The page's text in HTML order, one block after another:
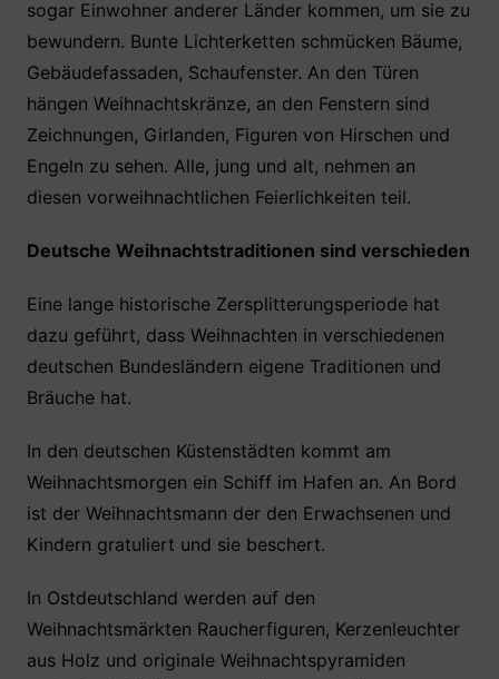
sogar Einwohner anderer Länder kommen, um sie zu
bewundern. Bunte Lichterketten schmücken Bäume,
Gebäudefassaden, Schaufenster. An den Türen
hängen Weihnachtskränze, an den Fenstern sind
Zeichnungen, Girlanden, Figuren von Hirschen und
Engeln zu sehen. Alle, jung und alt, nehmen an
diesen vorweihnachtlichen Feierlichkeiten teil.
Deutsche Weihnachtstraditionen sind verschieden
Eine lange historische Zersplitterungsperiode hat
dazu geführt, dass Weihnachten in verschiedenen
deutschen Bundesländern eigene Traditionen und
Bräuche hat.
In den deutschen Küstenstädten kommt am
Weihnachtsmorgen ein Schiff im Hafen an. An Bord
ist der Weihnachtsmann der den Erwachsenen und
Kindern gratuliert und sie beschert.
In Ostdeutschland werden auf den
Weihnachtsmärkten Raucherfiguren, Kerzenleuchter
aus Holz und originale Weihnachtspyramiden